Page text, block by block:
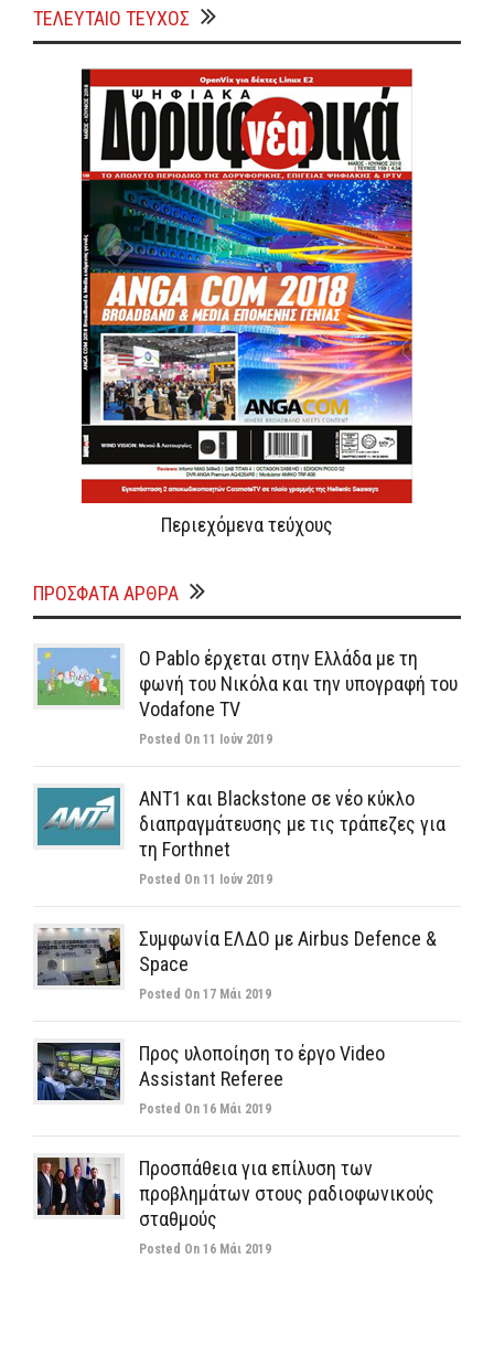
ΤΕΛΕΥΤΑΙΟ ΤΕΥΧΟΣ
Περιεχόμενα τεύχους
ΠΡΌΣΦΑΤΑ ΆΡΘΡΑ
Ο Pablo έρχεται στην Ελλάδα με τη
φωνή του Νικόλα και την υπογραφή του
Vodafone TV
Posted On 11 Ιούν 2019
ΑΝΤ1 και Blackstone σε νέο κύκλο
διαπραγμάτευσης με τις τράπεζες για
τη Forthnet
Posted On 11 Ιούν 2019
Συμφωνία ΕΛΔΟ με Airbus Defence &
Space
Posted On 17 Μάι 2019
Προς υλοποίηση το έργο Video
Assistant Referee
Posted On 16 Μάι 2019
Προσπάθεια για επίλυση των
προβλημάτων στους ραδιοφωνικούς
σταθμούς
Posted On 16 Μάι 2019